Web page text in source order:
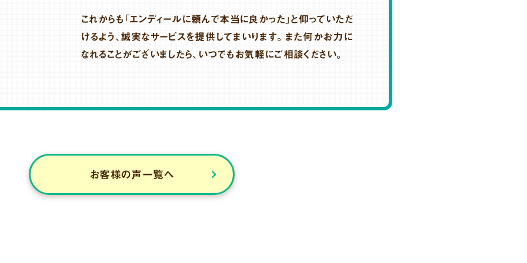
これからも「エンディールに頼んで本当に良かった」と仰っていただ
けるよう、誠実なサービスを提供してまいります。また何かお力に
なれることがございましたら、いつでもお気軽にご相談ください。
お客様の声一覧へ